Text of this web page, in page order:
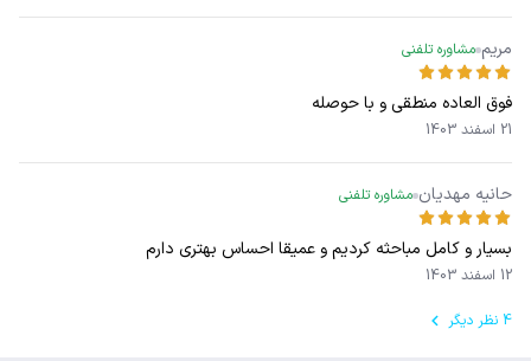
مریم مشاوره تلفنی
فوق العاده منطقی و با حوصله
21 اسفند 1403
حانیه مهدیان مشاوره تلفنی
بسیار و کامل مباحثه کردیم و عمیقا احساس بهتری دارم
12 اسفند 1403
4 نظر دیگر